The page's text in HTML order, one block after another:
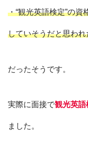
・“観光英語検定”の
していそうだと思われ
だったそうです。
実際に面接で観光英語
ました。